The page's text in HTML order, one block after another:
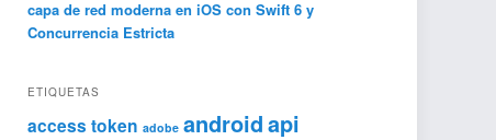
capa de red moderna en iOS con Swift 6 y
Concurrencia Estricta
ETIQUETAS
access token adobe androidapi